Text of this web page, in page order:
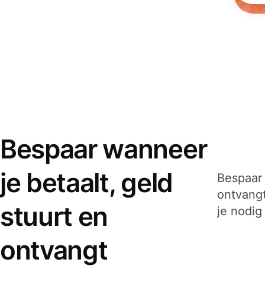
Bespaar wanneer
je betaalt, geld
stuurt en
ontvangt
je